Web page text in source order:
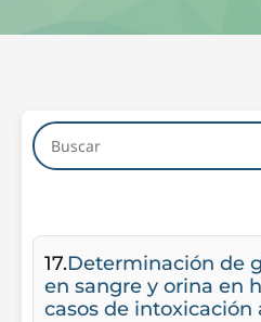
17.Determinación de
en sangre y orina en
casos de intoxicación